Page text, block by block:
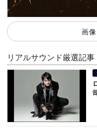
画
リアルサウンド厳選記事